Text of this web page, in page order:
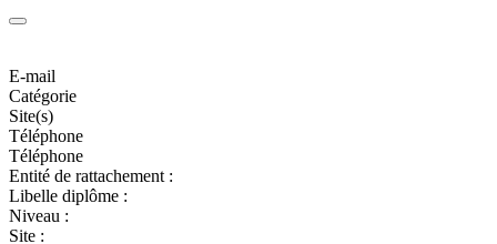
E-mail
Catégorie
Site(s)
Téléphone
Téléphone
Entité de rattachement :
Libelle diplôme :
Niveau :
Site :